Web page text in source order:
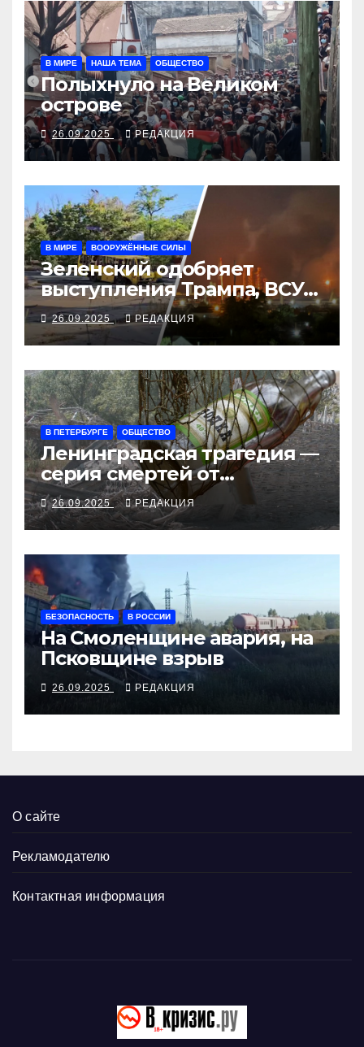
В МИРЕ НАША ТЕМА ОБЩЕСТВО
Полыхнуло на Великом
острове
26.09.2025 РЕДАКЦИЯ
В МИРЕ ВООРУЖЁННЫЕ СИЛЫ
Зеленский одобряет
выступления Трампа, ВСУ
закрыли Добропольский
рубеж
26.09.2025 РЕДАКЦИЯ
В ПЕТЕРБУРГЕ ОБЩЕСТВО
Ленинградская трагедия —
серия смертей от
алкосуррогата
26.09.2025 РЕДАКЦИЯ
БЕЗОПАСНОСТЬ В РОССИИ
На Смоленщине авария, на
Псковщине взрыв
26.09.2025 РЕДАКЦИЯ
О сайте
Рекламодателю
Контактная информация